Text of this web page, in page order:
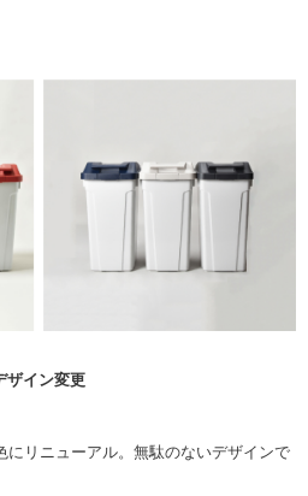
ザイン変更
にリニューアル。無駄のないデザインで